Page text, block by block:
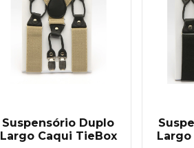
Suspensório Duplo
Largo Caqui TieBox